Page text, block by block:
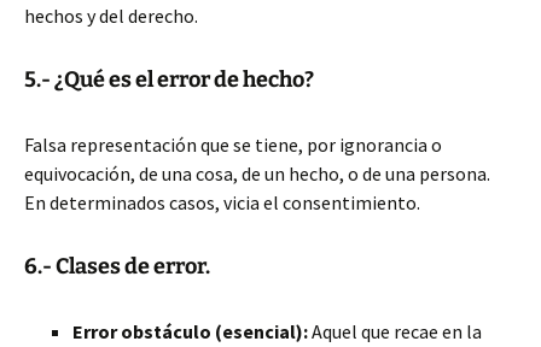
hechos y del derecho.
5.- ¿Qué es el error de hecho?
Falsa representación que se tiene, por ignorancia o
equivocación, de una cosa, de un hecho, o de una persona.
En determinados casos, vicia el consentimiento.
6.- Clases de error.
Error obstáculo (esencial):Aquel que recae en la